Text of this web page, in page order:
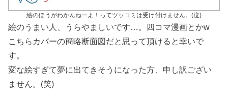
絵のほうがわかんねーよ！ってツッコミは受け付けません。(泣)
絵のうまい人、うらやましいです…。四コマ漫画とかw
こちらカバーの簡略断面図だと思って頂けると幸いで
す。
変な絵すぎて夢に出てきそうになった方、申し訳ござい
ません。(笑)